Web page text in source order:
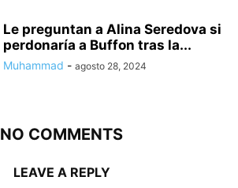
Le preguntan a Alina Seredova si
perdonaría a Buffon tras la...
Muhammad - agosto 28, 2024
NO COMMENTS
LEAVE A REPLY